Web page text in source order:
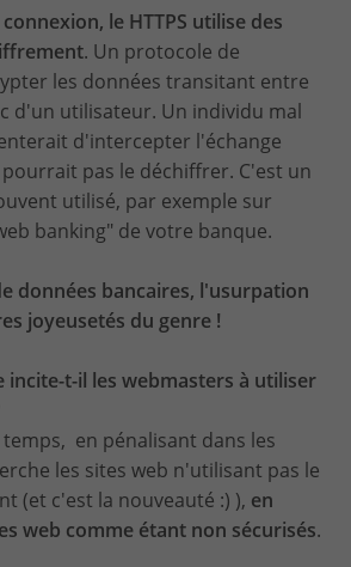
le HTTPS utilise des
. Un protocole de
les données transitant entre
d'un utilisateur. Un individu mal
d'intercepter l'échange
pas le déchiffrer. C'est un
utilisé, par exemple sur
banking" de votre banque.
données bancaires, l'usurpation
joyeusetés du genre !
incite-t-il les webmasters à utiliser
en pénalisant dans les
les sites web n'utilisant pas le
(et c'est la nouveauté :) ), en
web comme étant non sécurisés.